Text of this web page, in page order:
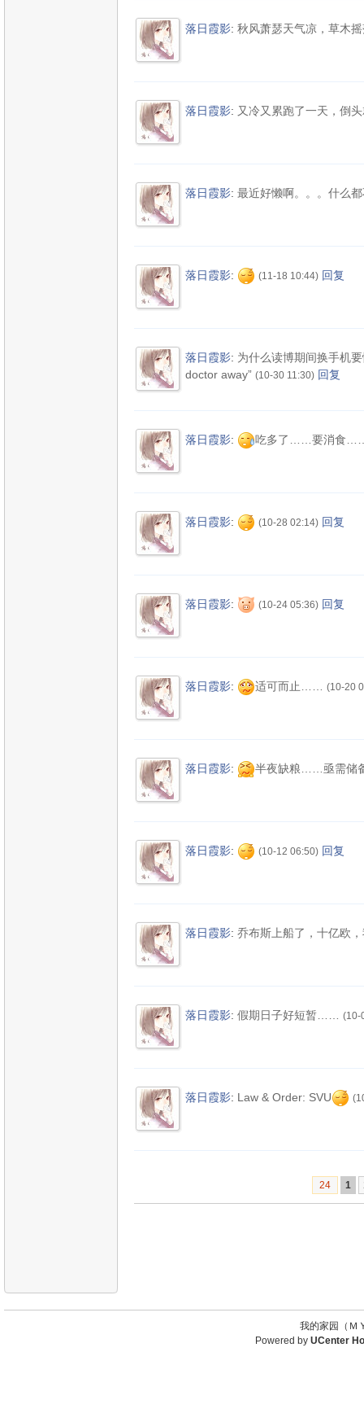
落日霞影: 秋风萧瑟天气凉，草木
落日霞影: 又冷又累跑了一天，倒
落日霞影: 最近好懒啊。。。什么
落日霞影: (11-18 10:44) 回复
落日霞影: 为什么读博期间换手机
doctor away” (10-30 11:30) 回复
落日霞影: 吃多了……要消食
落日霞影: (10-28 02:14) 回复
落日霞影: (10-24 05:36) 回复
落日霞影: 适可而止…… (10-20
落日霞影: 半夜缺粮……亟需储
落日霞影: (10-12 06:50) 回复
落日霞影: 乔布斯上船了，十亿欧
落日霞影: 假期日子好短暂…… (10-
落日霞影: Law & Order: SVU
24 1
我的家园（
Powered by UCenter